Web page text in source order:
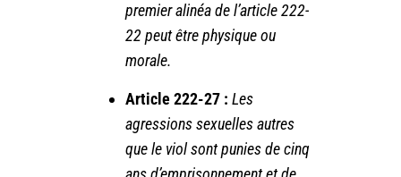
premier alinéa de l’article 222-
22 peut être physique ou
morale.
Article 222-27 : Les
agressions sexuelles autres
que le viol sont punies de cinq